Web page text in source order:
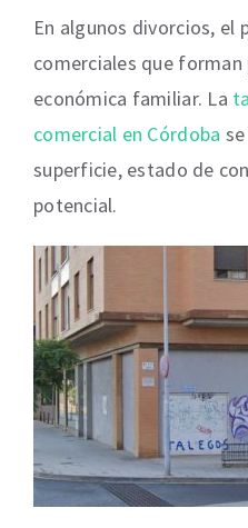
En algunos divorcios, el
comerciales que
económica familiar. La
comercial en Córdoba
superficie, estado de
potencial.